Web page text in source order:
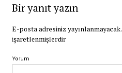
Bir yanıt yazın
E-posta adresiniz yayınlanmayacak.
işaretlenmişlerdir
Yorum